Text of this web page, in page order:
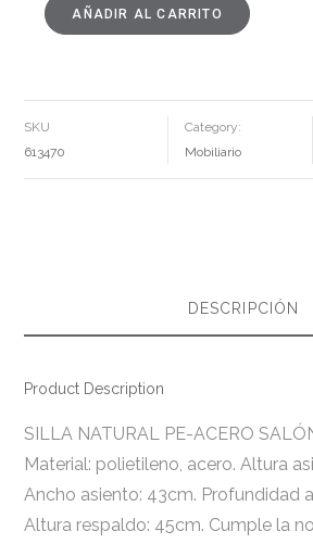
SILLA
NATURAL
X
X
CM
AÑADIR AL CARRITO
SKU
613470
Category:
Mobiliario
DESCRIPCIÓN
Product Description
SILLA NATURAL PE-ACERO
Material: polietileno, acero. Altura
Ancho asiento: 43cm. Profundidad
Altura respaldo: 45cm. Cumple la